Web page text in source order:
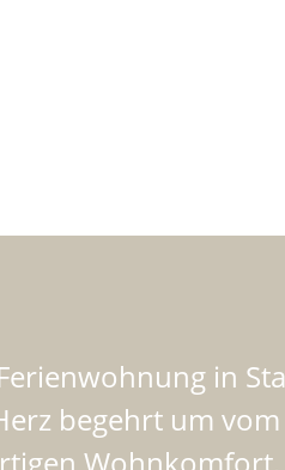
in
begehrt um